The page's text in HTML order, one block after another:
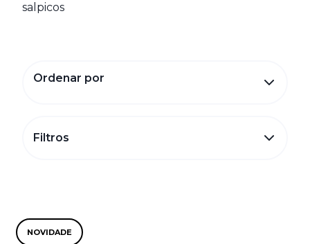
salpicos
Filtros
Ordenar por
NOVIDADE